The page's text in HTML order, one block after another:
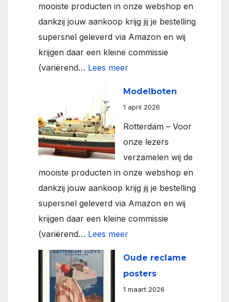
mooiste producten in onze webshop en
dankzij jouw aankoop krijg jij je bestelling
supersnel geleverd via Amazon en wij
krijgen daar een kleine commissie
(variërend… Lees meer:
Modelboten
1 april 2026
Rotterdam – Voor
onze lezers
verzamelen wij de
mooiste producten in onze webshop en
dankzij jouw aankoop krijg jij je bestelling
supersnel geleverd via Amazon en wij
krijgen daar een kleine commissie
(variërend… Lees meer:
Oude reclame
posters
1 maart 2026